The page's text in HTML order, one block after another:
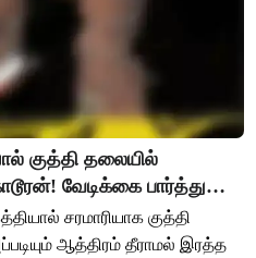
குத்தி தலையில்
வேடிக்கை பார்த்து
சரமாரியாக குத்தி
ஆத்திரம் தீராமல் இரத்த